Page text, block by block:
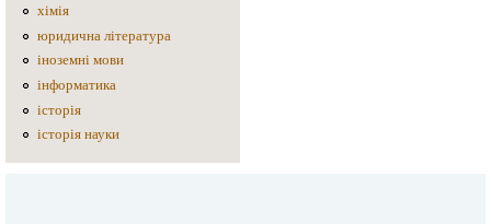
хімія
юридична література
іноземні мови
інформатика
історія
історія науки